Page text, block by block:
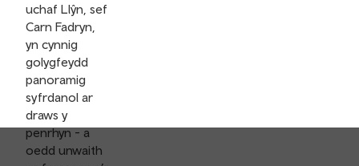
uchaf Llŷn, sef
Carn Fadryn,
yn cynnig
golygfeydd
panoramig
syfrdanol ar
draws y
penrhyn - a
oedd unwaith